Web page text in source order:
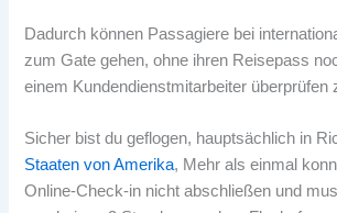
Dadurch können Passagiere bei
zum Gate gehen, ohne ihren Reisepass
einem Kundendienstmitarbeiter überprüfen
Sicher bist du geflogen, hauptsächlich in
Staaten von Amerika, Mehr als einmal
Online-Check-in nicht abschließen und